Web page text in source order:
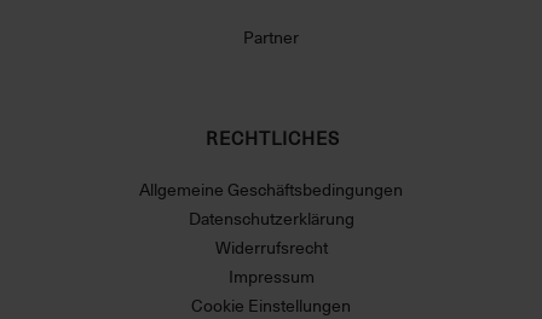
Partner
RECHTLICHES
Allgemeine Geschäftsbedingungen
Datenschutzerklärung
Widerrufsrecht
Impressum
Cookie Einstellungen